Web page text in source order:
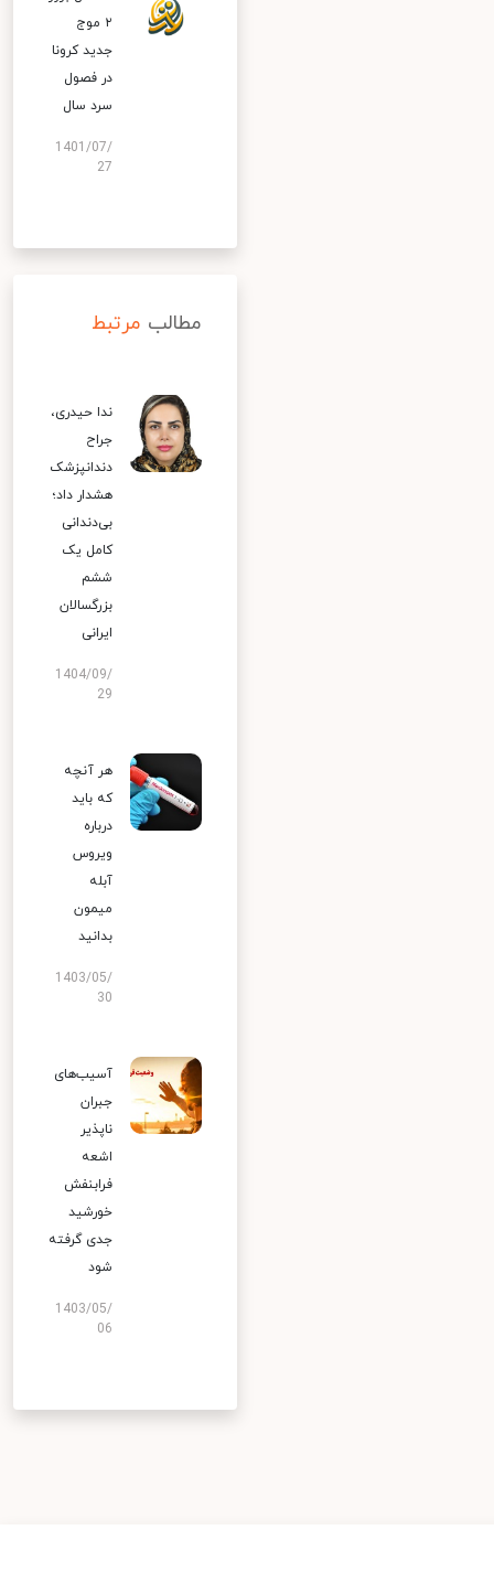
۲ موج
جدید کرونا
در فصول
سرد سال
1401/07/
27
مطالب مرتبط
ندا حیدری،
جراح
دندانپزشک
هشدار داد؛
بی‌دندانی
کامل یک
ششم
بزرگسالان
ایرانی
1404/09/
29
هر آنچه
که باید
درباره
ویروس
آبله
میمون
بدانید
1403/05/
30
آسیب‌های
جبران
ناپذیر
اشعه
فرابنفش
خورشید
جدی گرفته
شود
1403/05/
06